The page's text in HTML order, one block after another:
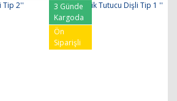
3 Günde
Kargoda
Ön
Siparişli